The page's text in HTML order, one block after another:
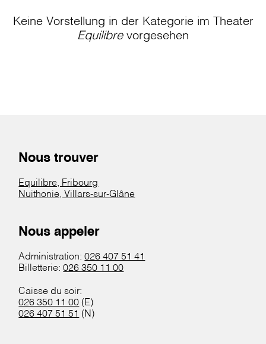
Keine Vorstellung in der Kategorie im Theater
Equilibrevorgesehen
Nous trouver
Equilibre, Fribourg
Nuithonie, Villars-sur-Glâne
Nous appeler
Administration:026 407 51 41
Billetterie:026 350 11 00
Caisse du soir:
026 350 11 00 (E)
026 407 51 51 (N)